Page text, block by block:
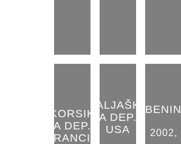
KORSIK
A DEP.
FRANCIE
ALJAŠK
A DEP.
USA
BENIN
2002,